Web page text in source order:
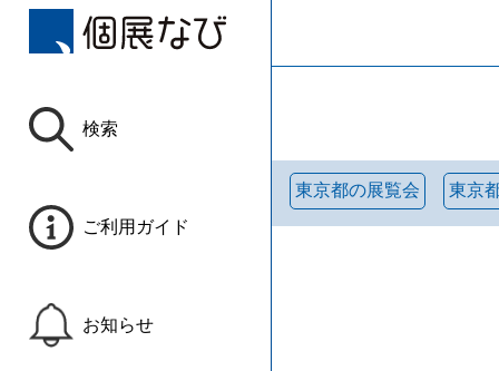
検索
ご利用ガイド
お知らせ
東京都の展覧会 東京